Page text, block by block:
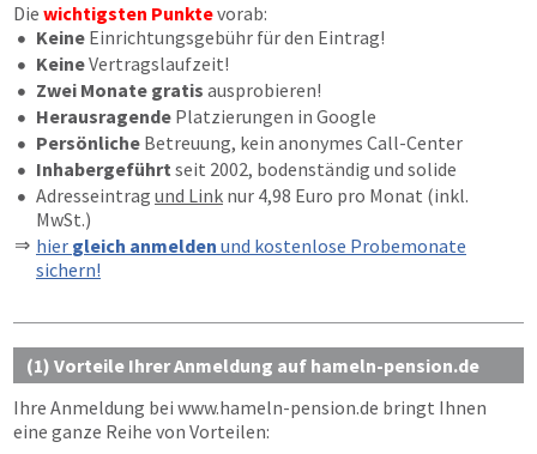
Die wichtigsten Punktevorab:
Keine Einrichtungsgebühr für den Eintrag!
KeineVertragslaufzeit!
Zwei Monate gratis ausprobieren!
Herausragende Platzierungen in Google
Persönliche Betreuung, kein anonymes Call-Center
Inhabergeführt seit 2002, bodenständig und solide
Adresseintrag und Link nur 4,98 Euro pro Monat (inkl.
MwSt.)
hier gleich anmelden und kostenlose Probemonate
sichern!
(1) Vorteile Ihrer Anmeldung auf hameln-pension.de
Ihre Anmeldung bei www.hameln-pension.de bringt Ihnen
eine ganze Reihe von Vorteilen: